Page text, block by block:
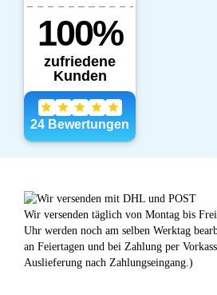
Wir versenden täglich von Montag bis
Uhr werden noch am selben Werktag
an Feiertagen und bei Zahlung per
Auslieferung nach Zahlungseingang.)